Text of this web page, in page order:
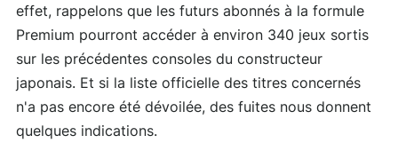
effet, rappelons que les futurs abonnés à la formule
Premium pourront accéder à environ 340 jeux sortis
sur les précédentes consoles du constructeur
japonais. Et si la liste officielle des titres concernés
n'a pas encore été dévoilée, des fuites nous donnent
quelques indications.